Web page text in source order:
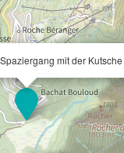
mit der Kutsche